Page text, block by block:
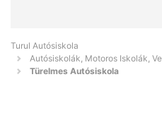
Turul Autósiskola
Autósiskolák, Motoros Iskolák,
Türelmes Autósiskola